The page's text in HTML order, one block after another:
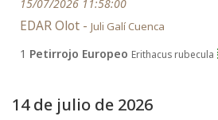
15/07/2026 11:58:00
EDAR Olot - Juli Galí Cuenca
1 Petirrojo Europeo Erithacus rubecula
14 de julio de 2026